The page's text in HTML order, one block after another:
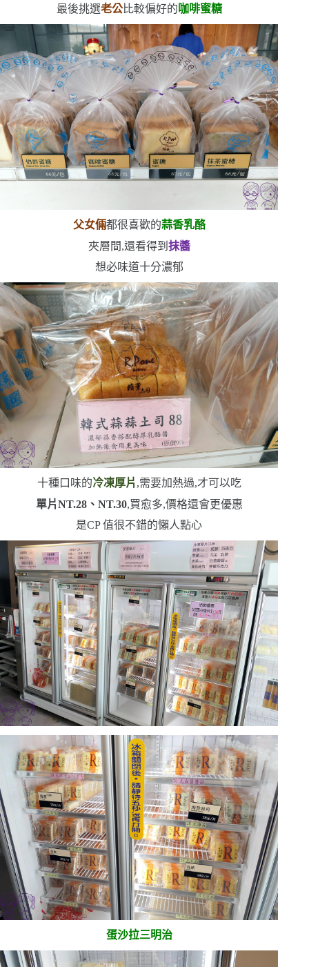
最後挑選老公比較偏好的咖啡蜜糖
父女倆都很喜歡的蒜香乳酪
夾層間,還看得到 抹醬
想必味道十分濃郁
十種口味的冷凍厚片 ,需要加熱過,才可以吃
單片NT.28、 NT.30,買愈多,價格還會更優惠
是CP值很不錯的懶人點心
蛋沙拉三明治